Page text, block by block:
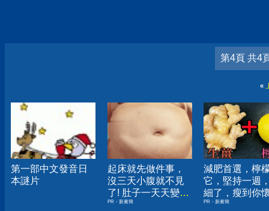
第4頁 共4
«
第一部中文發音日
本謎片
起床就先做件事，
沒三天小腹就不見
了! 肚子一天天變
小！
PR・新素簡
減肥首選，檸
它，堅持一週
細了，瘦到你
人生
PR・新素簡